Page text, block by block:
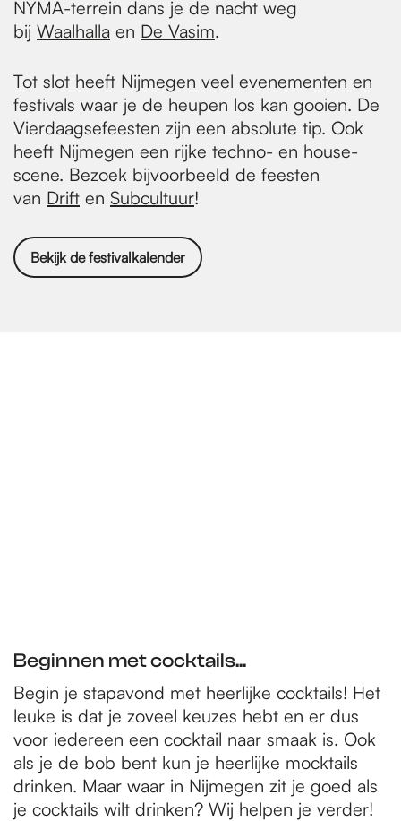
NYMA-terrein dans je de nacht weg
bij Waalhalla en De Vasim.
Tot slot heeft Nijmegen veel evenementen en
festivals waar je de heupen los kan gooien. De
Vierdaagsefeesten zijn een absolute tip. Ook
heeft Nijmegen een rijke techno- en house-
scene. Bezoek bijvoorbeeld de feesten
van Drift en Subcultuur!
Bekijk de festivalkalender
Beginnen met cocktails...
Begin je stapavond met heerlijke cocktails! Het
leuke is dat je zoveel keuzes hebt en er dus
voor iedereen een cocktail naar smaak is. Ook
als je de bob bent kun je heerlijke mocktails
drinken. Maar waar in Nijmegen zit je goed als
je cocktails wilt drinken? Wij helpen je verder!